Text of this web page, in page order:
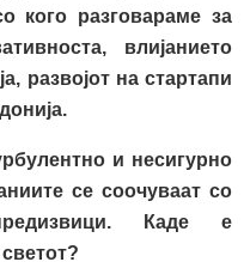
кого разговараме за
влијанието
развојот на стартапи
и несигурно
се соочуваат со
Каде е